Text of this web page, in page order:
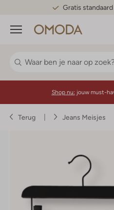
Gratis
Menu
Shop nu: jouw must-
Terug Jeans Meisjes